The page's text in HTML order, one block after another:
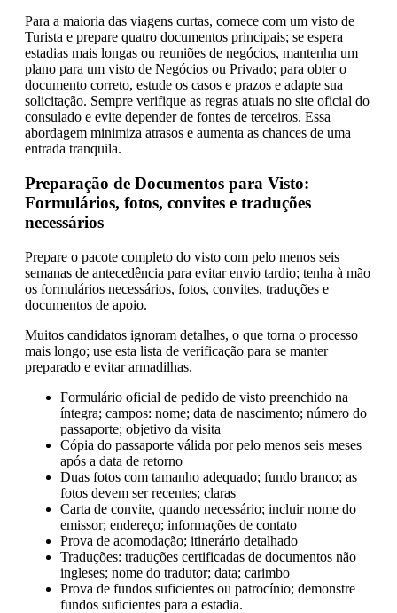
Para a maioria das viagens curtas, comece com um visto de
Turista e prepare quatro documentos principais; se espera
estadias mais longas ou reuniões de negócios, mantenha um
plano para um visto de Negócios ou Privado; para obter o
documento correto, estude os casos e prazos e adapte sua
solicitação. Sempre verifique as regras atuais no site oficial do
consulado e evite depender de fontes de terceiros. Essa
abordagem minimiza atrasos e aumenta as chances de uma
entrada tranquila.
Preparação de Documentos para Visto:
Formulários, fotos, convites e traduções
necessários
Prepare o pacote completo do visto com pelo menos seis
semanas de antecedência para evitar envio tardio; tenha à mão
os formulários necessários, fotos, convites, traduções e
documentos de apoio.
Muitos candidatos ignoram detalhes, o que torna o processo
mais longo; use esta lista de verificação para se manter
preparado e evitar armadilhas.
Formulário oficial de pedido de visto preenchido na
íntegra; campos: nome; data de nascimento; número do
passaporte; objetivo da visita
Cópia do passaporte válida por pelo menos seis meses
após a data de retorno
Duas fotos com tamanho adequado; fundo branco; as
fotos devem ser recentes; claras
Carta de convite, quando necessário; incluir nome do
emissor; endereço; informações de contato
Prova de acomodação; itinerário detalhado
Traduções: traduções certificadas de documentos não
ingleses; nome do tradutor; data; carimbo
Prova de fundos suficientes ou patrocínio; demonstre
fundos suficientes para a estadia.